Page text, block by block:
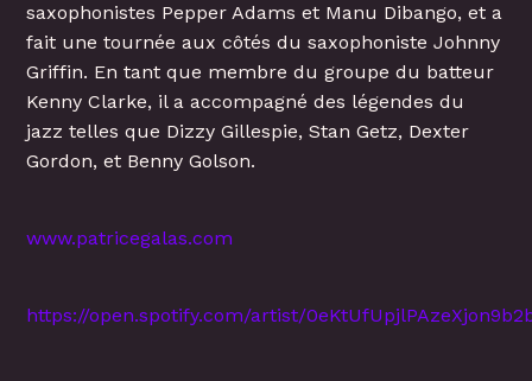
saxophonistes Pepper Adams et Manu Dibango, et a
fait une tournée aux côtés du saxophoniste Johnny
Griffin. En tant que membre du groupe du batteur
Kenny Clarke, il a accompagné des légendes du
jazz telles que Dizzy Gillespie, Stan Getz, Dexter
Gordon, et Benny Golson.
www.patricegalas.com
https://open.spotify.com/artist/